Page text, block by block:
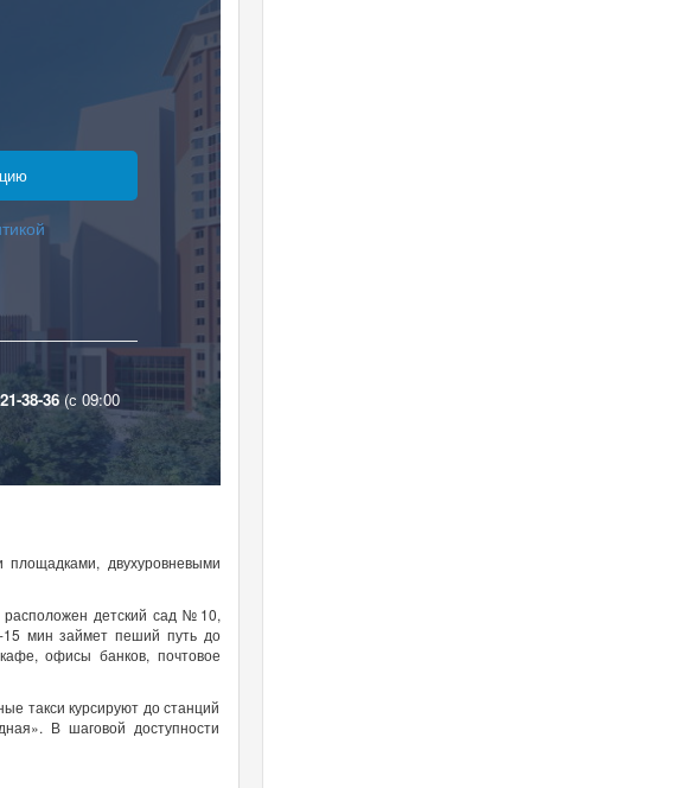
38-36 (с 09:00
двухуровневыми
расположен детский сад №10,
15 мин займет пеший путь до
офисы банков, почтовое
такси курсируют до станций
В шаговой доступности